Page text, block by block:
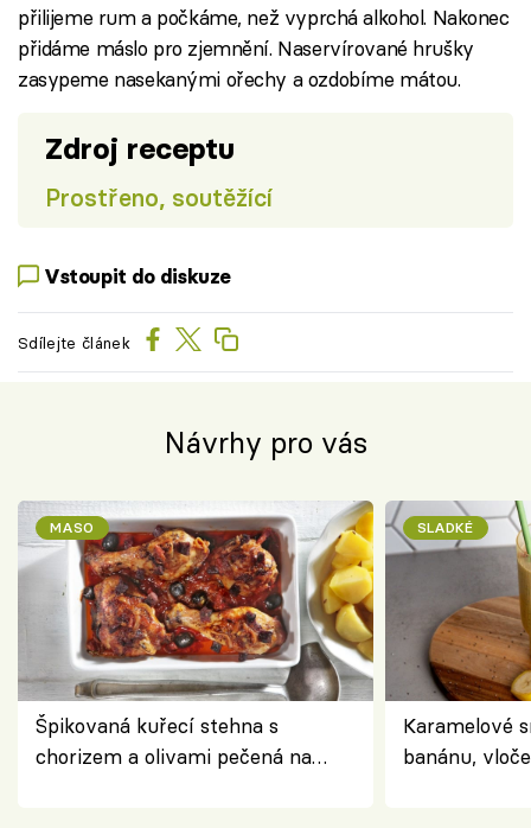
přilijeme rum a počkáme, než vyprchá alkohol. Nakonec
přidáme máslo pro zjemnění. Naservírované hrušky
zasypeme nasekanými ořechy a ozdobíme mátou.
Zdroj receptu
Prostřeno, soutěžící
Vstoupit do diskuze
Sdílejte článek
Návrhy pro vás
MASO
Špikovaná kuřecí stehna s
chorizem a olivami pečená na
SLADKÉ
Karamelové
banánu,